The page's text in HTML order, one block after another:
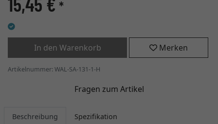
*
In den Warenkorb Merken
Artikelnummer: WAL-SA-131-1-H
Fragen zum Artikel
Beschreibung Spezifikation